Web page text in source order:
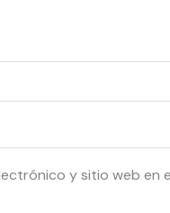
y sitio web en